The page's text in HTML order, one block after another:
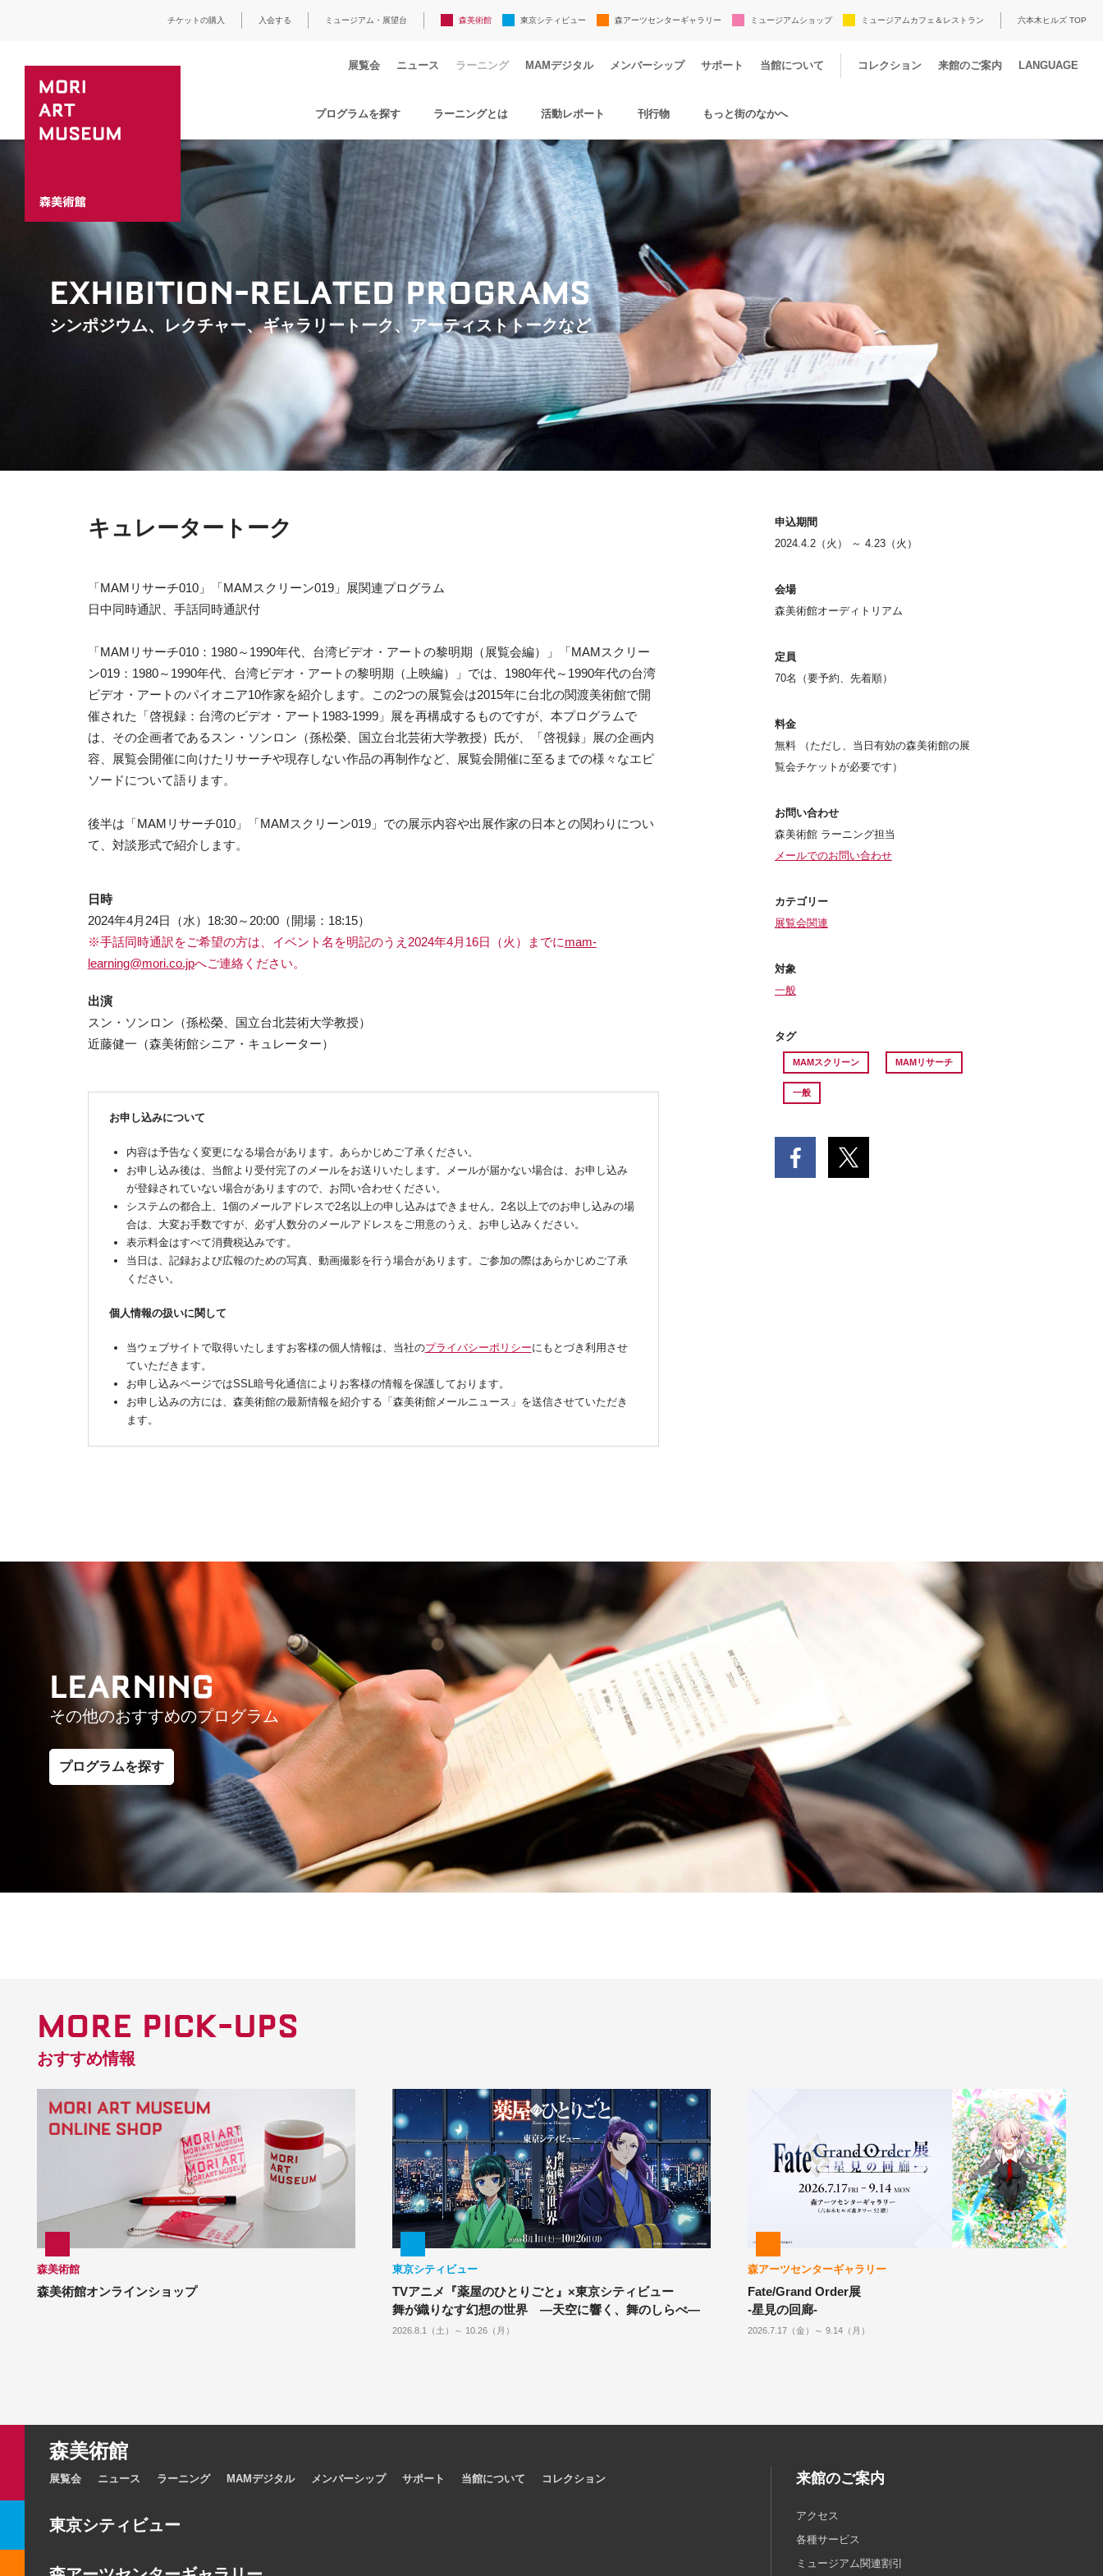
チケットの購入 入会する ミュージアム・展望台 森美術館 東京シティビュー 森アーツセンターギャラリー ミュージアムショップ ミュージアムカフェ＆レストラン 六本木ヒルズ TOP
展覧会 ニュース ラーニング MAMデジタル メンバーシップ サポート 当館について コレクション 来館のご案内 LANGUAGE
EXHIBITION-RELATED PROGRAMS
シンポジウム、レクチャー、ギャラリートーク、アーティストトークなど
プログラムを探す ラーニングとは 活動レポート 刊行物 もっと街のなかへ
キュレータートーク
「MAMリサーチ010」「MAMスクリーン019」展関連プログラム
日中同時通訳、手話同時通訳付
「MAMリサーチ010：1980～1990年代、台湾ビデオ・アートの黎明期（展覧会編）」「MAMスクリー
ン019：1980～1990年代、台湾ビデオ・アートの黎明期（上映編）」では、1980年代～1990年代の台湾
ビデオ・アートのパイオニア10作家を紹介します。この2つの展覧会は2015年に台北の関渡美術館で開
催された「啓視録：台湾のビデオ・アート1983-1999」展を再構成するものですが、本プログラムで
は、その企画者であるスン・ソンロン（孫松榮、国立台北芸術大学教授）氏が、「啓視録」展の企画内
容、展覧会開催に向けたリサーチや現存しない作品の再制作など、展覧会開催に至るまでの様々なエピ
ソードについて語ります。
後半は「MAMリサーチ010」「MAMスクリーン019」での展示内容や出展作家の日本との関わりについ
て、対談形式で紹介します。
日時
2024年4月24日（水）18:30～20:00（開場：18:15）
※手話同時通訳をご希望の方は、イベント名を明記のうえ2024年4月16日（火）までにmam-
learning@mori.co.jpへご連絡ください。
出演
スン・ソンロン（孫松榮、国立台北芸術大学教授）
近藤健一（森美術館シニア・キュレーター）
お申し込みについて
内容は予告なく変更になる場合があります。あらかじめご了承ください。
お申し込み後は、当館より受付完了のメールをお送りいたします。メールが届かない場合は、お申し込み
が登録されていない場合がありますので、お問い合わせください。
システムの都合上、1個のメールアドレスで2名以上の申し込みはできません。2名以上でのお申し込みの場
合は、大変お手数ですが、必ず人数分のメールアドレスをご用意のうえ、お申し込みください。
表示料金はすべて消費税込みです。
当日は、記録および広報のための写真、動画撮影を行う場合があります。ご参加の際はあらかじめご了承
ください。
個人情報の扱いに関して
当ウェブサイトで取得いたしますお客様の個人情報は、当社のプライバシーポリシーにもとづき利用させ
ていただきます。
お申し込みページではSSL暗号化通信によりお客様の情報を保護しております。
お申し込みの方には、森美術館の最新情報を紹介する「森美術館メールニュース」を送信させていただき
ます。
申込期間
2024.4.2（火） ～ 4.23（火）
会場
森美術館オーディトリアム
定員
70名（要予約、先着順）
料金
無料
（ただし、当日有効の森美術館の展
覧会チケットが必要です）
お問い合わせ
森美術館 ラーニング担当
メールでのお問い合わせ
カテゴリー
展覧会関連
対象
一般
タグ
MAMスクリーン MAMリサーチ
一般
LEARNING
その他のおすすめのプログラム
プログラムを探す
MORE PICK-UPS
おすすめ情報
森美術館
森美術館オンラインショップ
東京シティビュー
TVアニメ『薬屋のひとりごと』×東京シティビュー
舞が織りなす幻想の世界 ―天空に響く、舞のしらべ―
2026.8.1（土）～ 10.26（月）
森アーツセンターギャラリー
Fate/Grand Order展
-星見の回廊-
2026.7.17（金）～ 9.14（月）
森美術館
展覧会 ニュース ラーニング MAMデジタル メンバーシップ サポート 当館について コレクション
東京シティビュー
来館のご案内
アクセス
各種サービス
ミュージアム関連割引